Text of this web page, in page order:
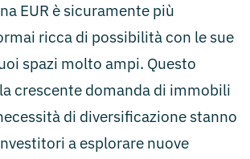
EUR è sicuramente più
ricca di possibilità con le sue
spazi molto ampi. Questo
crescente domanda di immobili
di diversificazione stanno
a esplorare nuove